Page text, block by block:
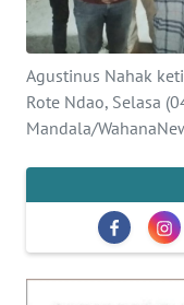
Agustinus Nahak
Rote Ndao, Selasa
Mandala/
INDEKS
BERITA
KONTAK
KAMI